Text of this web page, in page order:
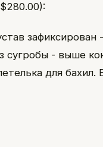
сугробы - выше
для бахил.